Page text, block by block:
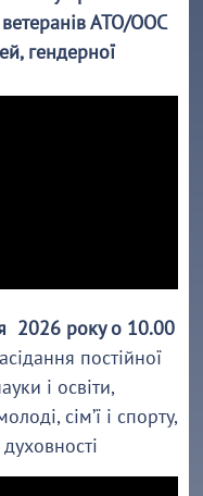
ветеранів АТО/ООС
гендерної
2026 року о 10.00
постійної
і освіти,
сім’ї і спорту,